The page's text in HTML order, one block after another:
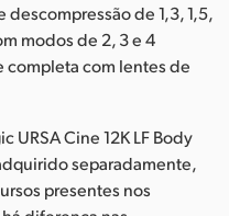
de 1,3, 1,5,
modos de 2, 3 e 4
com lentes de
URSA Cine 12K LF Body
separadamente,
presentes nos